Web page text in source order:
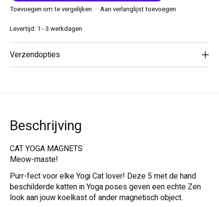
Toevoegen om te vergelijken
Aan verlanglijst toevoegen
Levertijd: 1 - 3 werkdagen
Verzendopties
Beschrijving
CAT YOGA MAGNETS
Meow-maste!
Purr-fect voor elke Yogi Cat lover! Deze 5 met de hand
beschilderde katten in Yoga poses geven een echte Zen
look aan jouw koelkast of ander magnetisch object.